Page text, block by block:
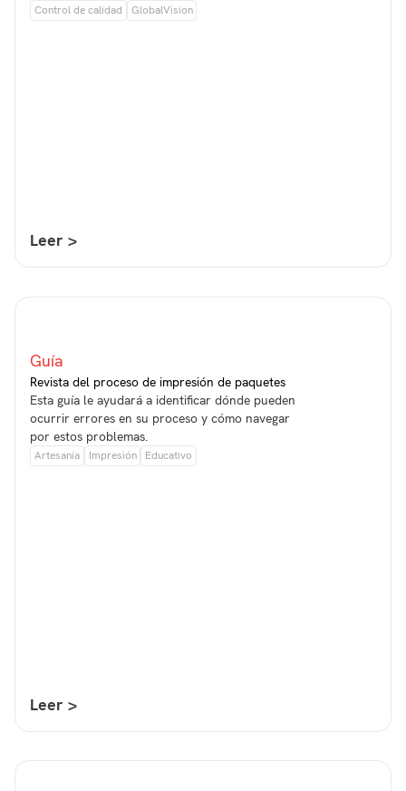
Control de calidad GlobalVision
Leer >
Guía
Revista del proceso de impresión de paquetes
Esta guía le ayudará a identificar dónde pueden
ocurrir errores en su proceso y cómo navegar
por estos problemas.
Artesanía Impresión Educativo
Leer >